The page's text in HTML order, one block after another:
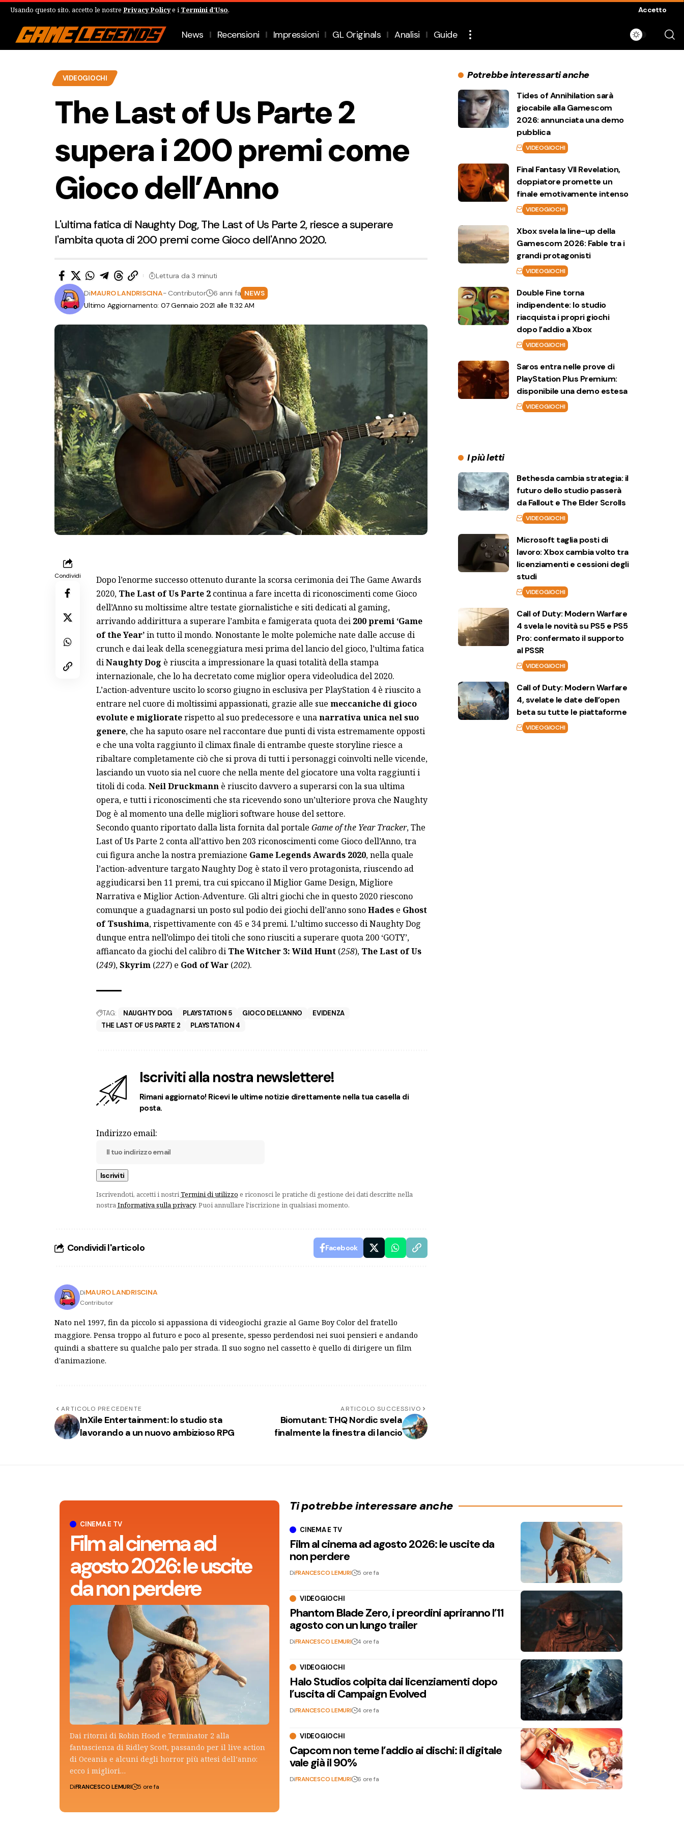
Usando questo sito, accetto le nostre Privacy Policye i Termini d'Uso. Accetto
News Recensioni Impressioni GL Originals Analisi Guide
VIDEOGIOCHI
The Last of Us Parte 2
supera i 200 premi come
Gioco dell’Anno
L'ultima fatica di Naughty Dog, The Last of Us Parte 2, riesce a superare
l'ambita quota di 200 premi come Gioco dell'Anno 2020.
Ultimo Aggiornamento: 07 Gennaio 2021 alle 11:32 AM
DiMAURO LANDRISCINA- Contributor 6 anni fa NEWS
Lettura da 3 minuti
Condividi
Dopo l’enorme successo ottenuto durante la scorsa cerimonia dei The Game Awards
2020, The Last of Us Parte 2continua a fare incetta di riconoscimenti come Gioco
dell’Anno su moltissime altre testate giornalistiche e siti dedicati al gaming,
arrivando addirittura a superare l’ambita e famigerata quota dei 200 premi ‘Game
of the Year’in tutto il mondo. Nonostante le molte polemiche nate dalle accuse di
crunch e dai leak della sceneggiatura mesi prima del lancio del gioco, l’ultima fatica
diNaughty Dog è riuscita a impressionare la quasi totalità della stampa
internazionale, che lo ha decretato come miglior opera videoludica del 2020.
L’action-adventure uscito lo scorso giugno in esclusiva per PlayStation 4 è riuscito a
entrare nel cuore di moltissimi appassionati, grazie alle sue meccaniche di gioco
evolute e miglioraterispetto al suo predecessore e unanarrativa unica nel suo
genere, che ha saputo osare nel raccontare due punti di vista estremamente opposti
e che una volta raggiunto il climax finale di entrambe queste storyline riesce a
ribaltare completamente ciò che si prova di tutti i personaggi coinvolti nelle vicende,
lasciando un vuoto sia nel cuore che nella mente del giocatore una volta raggiunti i
titoli di coda. Neil Druckmannè riuscito davvero a superarsi con la sua ultima
opera, e tutti i riconoscimenti che sta ricevendo sono un’ulteriore prova che Naughty
Dog è al momento una delle migliori software house del settore.
Secondo quanto riportato dalla lista fornita dal portale Game of the Year Tracker, The
Last of Us Parte 2 conta all’attivo ben 203 riconoscimenti come Gioco dell’Anno, tra
cui figura anche la nostra premiazione Game Legends Awards 2020, nella quale
l’action-adventure targato Naughty Dog è stato il vero protagonista, riuscendo ad
aggiudicarsi ben 11 premi, tra cui spiccano il Miglior Game Design, Migliore
Narrativa e Miglior Action-Adventure. Gli altri giochi che in questo 2020 riescono
comunque a guadagnarsi un posto sul podio dei giochi dell’anno sonoHadese Ghost
of Tsushima, rispettivamente con 45 e 34 premi. L’ultimo successo di Naughty Dog
dunque entra nell’olimpo dei titoli che sono riusciti a superare quota 200 ‘GOTY’,
affiancato da giochi del calibro di The Witcher 3: Wild Hunt(258), The Last of Us
(249),Skyrim(227) e God of War(202).
TAG: NAUGHTY DOG PLAYSTATION 5 GIOCO DELL'ANNO
EVIDENZA
THE LAST OF US PARTE 2
PLAYSTATION 4
Iscriviti alla nostra newslettere!
Rimani aggiornato! Ricevi le ultime notizie direttamente nella tua casella di
posta.
Indirizzo email:
Iscrivendoti, accetti i nostriTermini di utilizzo e riconosci le pratiche di gestione dei dati descritte nella
nostraInformativa sulla privacy. Puoi annullare l'iscrizione in qualsiasi momento.
Condividi l'articolo Facebook
DiMAURO LANDRISCINA
Contributor
Nato nel 1997, fin da piccolo si appassiona di videogiochi grazie al Game Boy Color del fratello
maggiore. Pensa troppo al futuro e poco al presente, spesso perdendosi nei suoi pensieri e andando
quindi a sbattere su qualche palo per strada. Il suo sogno nel cassetto è quello di dirigere un film
d'animazione.
ARTICOLO PRECEDENTE
InXile Entertainment: lo studio sta
lavorando a un nuovo ambizioso RPG
ARTICOLO SUCCESSIVO
Biomutant: THQ Nordic svela
finalmente la finestra di lancio
Potrebbe interessarti anche
Tides of Annihilation sarà
giocabile alla Gamescom
2026: annunciata una demo
pubblica
VIDEOGIOCHI
Final Fantasy VII Revelation,
doppiatore promette un
finale emotivamente intenso
VIDEOGIOCHI
Xbox svela la line-up della
Gamescom 2026: Fable tra i
grandi protagonisti
VIDEOGIOCHI
Double Fine torna
indipendente: lo studio
riacquista i propri giochi
dopo l’addio a Xbox
VIDEOGIOCHI
Saros entra nelle prove di
PlayStation Plus Premium:
disponibile una demo estesa
VIDEOGIOCHI
I più letti
Bethesda cambia strategia: il
futuro dello studio passerà
da Fallout e The Elder Scrolls
VIDEOGIOCHI
Microsoft taglia posti di
lavoro: Xbox cambia volto tra
licenziamenti e cessioni degli
studi
VIDEOGIOCHI
Call of Duty: Modern Warfare
4 svela le novità su PS5 e PS5
Pro: confermato il supporto
al PSSR
VIDEOGIOCHI
Call of Duty: Modern Warfare
4, svelate le date dell’open
beta su tutte le piattaforme
VIDEOGIOCHI
CINEMA E TV
Film al cinema ad
agosto 2026: le uscite
da non perdere
Dai ritorni di Robin Hood e Terminator 2 alla
fantascienza di Ridley Scott, passando per il live action
di Oceania e alcuni degli horror più attesi dell’anno:
ecco i migliori…
DiFRANCESCO LEMURI 5 ore fa
Ti potrebbe interessare anche
CINEMA E TV
Film al cinema ad agosto 2026: le uscite da
non perdere
DiFRANCESCO LEMURI 5 ore fa
VIDEOGIOCHI
Phantom Blade Zero, i preordini apriranno l’11
agosto con un lungo trailer
DiFRANCESCO LEMURI 4 ore fa
VIDEOGIOCHI
Halo Studios colpita dai licenziamenti dopo
l’uscita di Campaign Evolved
DiFRANCESCO LEMURI 4 ore fa
VIDEOGIOCHI
Capcom non teme l’addio ai dischi: il digitale
vale già il 90%
DiFRANCESCO LEMURI 6 ore fa